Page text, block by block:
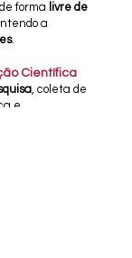
forma livre de
a
.
Científica
, coleta de
e